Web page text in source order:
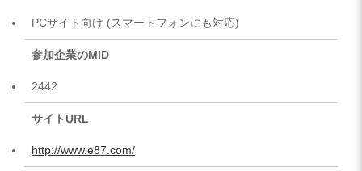
PCサイト向け (スマートフォンにも対応)
参加企業のMID
2442
サイトURL
http://www.e87.com/